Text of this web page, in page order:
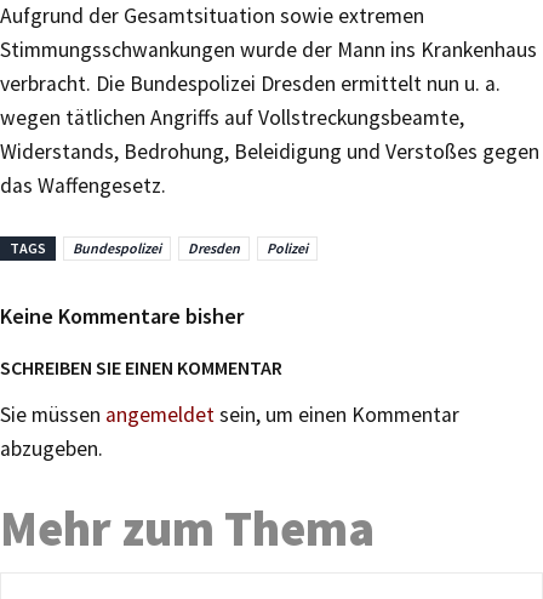
Aufgrund der Gesamtsituation sowie extremen
Stimmungsschwankungen wurde der Mann ins Krankenhaus
verbracht. Die Bundespolizei Dresden ermittelt nun u. a.
wegen tätlichen Angriffs auf Vollstreckungsbeamte,
Widerstands, Bedrohung, Beleidigung und Verstoßes gegen
das Waffengesetz.
TAGS Bundespolizei Dresden Polizei
Keine Kommentare bisher
SCHREIBEN SIE EINEN KOMMENTAR
Sie müssen angemeldetsein, um einen Kommentar
abzugeben.
Mehr zum Thema